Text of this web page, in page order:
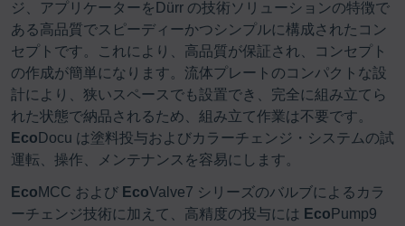
ジ、アプリケーターをDürr の技術ソリューションの特徴で
ある高品質でスピーディーかつシンプルに構成されたコン
セプトです。これにより、高品質が保証され、コンセプト
の作成が簡単になります。流体プレートのコンパクトな設
計により、狭いスペースでも設置でき、完全に組み立てら
れた状態で納品されるため、組み立て作業は不要です。
Eco Docu は塗料投与およびカラーチェンジ・システムの試
運転、操作、メンテナンスを容易にします。
Eco MCC および EcoValve7 シリーズのバルブによるカラ
ーチェンジ技術に加えて、高精度の投与には Eco Pump9